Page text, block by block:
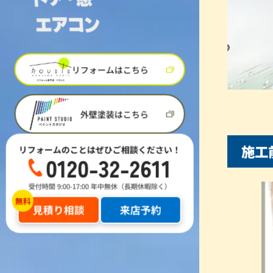
リフォームはこちら
外壁塗装はこちら
リフォームのことはぜひご相談ください！
0120-32-2611
受付時間 9:00-17:00 年中無休（長期休暇除く）
見積り相談 来店予約
施工